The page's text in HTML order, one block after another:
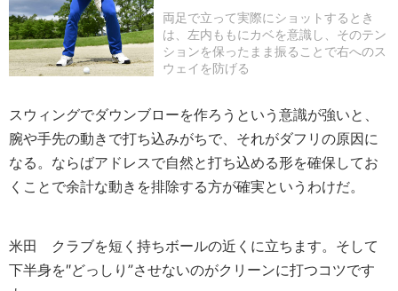
両足で立って実際にショットするとき
は、左内ももにカベを意識し、そのテン
ションを保ったまま振ることで右へのス
ウェイを防げる
スウィングでダウンブローを作ろうという意識が強いと、
腕や手先の動きで打ち込みがちで、それがダフリの原因に
なる。ならばアドレスで自然と打ち込める形を確保してお
くことで余計な動きを排除する方が確実というわけだ。
米田 クラブを短く持ちボールの近くに立ちます。そして
下半身を″どっしり”させないのがクリーンに打つコツです